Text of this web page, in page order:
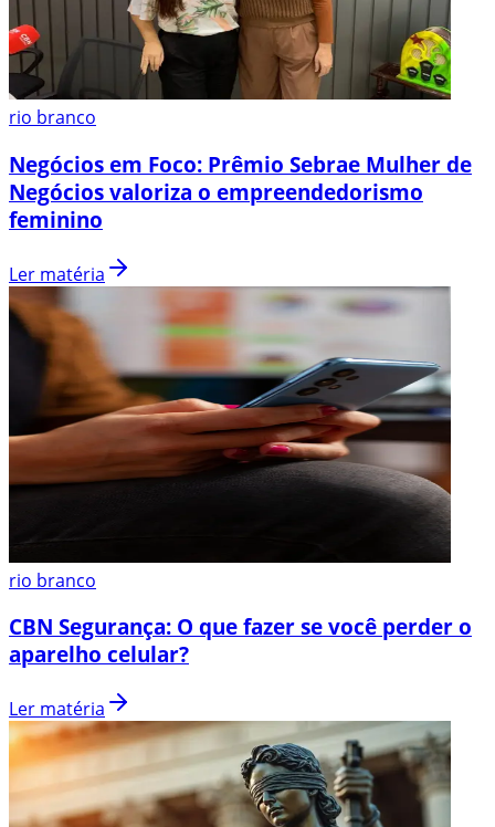
rio branco
Negócios em Foco: Prêmio Sebrae Mulher de
Negócios valoriza o empreendedorismo
feminino
Ler matéria
rio branco
CBN Segurança: O que fazer se você perder o
aparelho celular?
Ler matéria